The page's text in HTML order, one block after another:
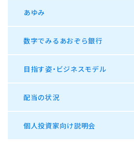
あゆみ
数字でみるあおぞら銀行
目指す姿・ビジネスモデル
配当の状況
個人投資家向け説明会